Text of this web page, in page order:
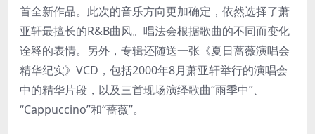
首全新作品。此次的音乐方向更加确定，依然选择了萧
亚轩最擅长的R&B曲风。唱法会根据歌曲的不同而变化
诠释的表情。另外，专辑还随送一张《夏日蔷薇演唱会
精华纪实》VCD，包括2000年8月萧亚轩举行的演唱会
中的精华片段，以及三首现场演绎歌曲“雨季中”、
“Cappuccino”和“蔷薇”。